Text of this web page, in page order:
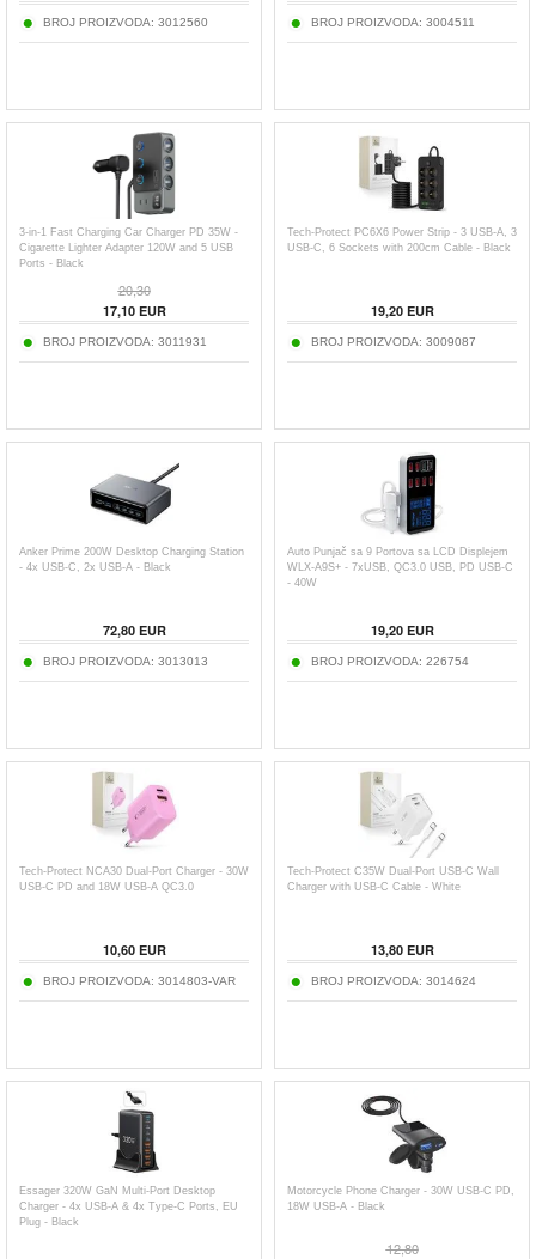
BROJ PROIZVODA: 3012560 BROJ PROIZVODA: 3004511
3-in-1 Fast Charging Car Charger PD 35W -
Cigarette Lighter Adapter 120W and 5 USB
Ports - Black
20,30
17,10EUR
BROJ PROIZVODA: 3011931
Tech-Protect PC6X6 Power Strip - 3 USB-A, 3
USB-C, 6 Sockets with 200cm Cable - Black
19,20EUR
BROJ PROIZVODA: 3009087
Anker Prime 200W Desktop Charging Station
- 4x USB-C, 2x USB-A - Black
72,80EUR
BROJ PROIZVODA: 3013013
Auto Punjač sa 9 Portova sa LCD Displejem
WLX-A9S+ - 7xUSB, QC3.0 USB, PD USB-C
- 40W
19,20EUR
BROJ PROIZVODA: 226754
Tech-Protect NCA30 Dual-Port Charger - 30W
USB-C PD and 18W USB-A QC3.0
10,60EUR
BROJ PROIZVODA: 3014803-VAR
Tech-Protect C35W Dual-Port USB-C Wall
Charger with USB-C Cable - White
13,80EUR
BROJ PROIZVODA: 3014624
Essager 320W GaN Multi-Port Desktop
Charger - 4x USB-A & 4x Type-C Ports, EU
Plug - Black
Motorcycle Phone Charger - 30W USB-C PD,
18W USB-A - Black
12,80